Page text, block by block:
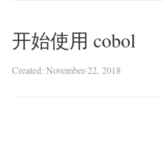
开始使用 cobol
Created: November-22, 2018